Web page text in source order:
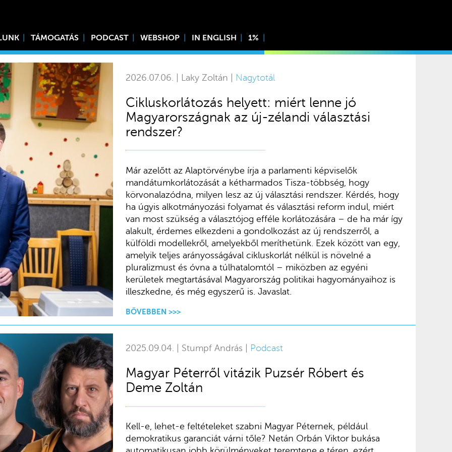
TÁMOGATÁS PODCAST WEBSHOP IN ENGLISH 1%
2026.07.06. | Laky Zoltán | Nagytotál
Cikluskorlátozás helyett: miért lenne jó
Magyarországnak az új-zélandi választási
rendszer?
Már azelőtt az Alaptörvénybe írja a parlamenti képviselők
mandátumkorlátozását a kétharmados Tisza-többség, hogy
körvonalazódna, milyen lesz az új választási rendszer. Kérdés, hogy
ha úgyis alkotmányozási folyamat és választási reform indul, miért
van most szükség a választójog efféle korlátozására – de ha már így
alakult, érdemes elkezdeni a gondolkozást az új rendszerről, a
külföldi modellekről, amelyekből meríthetünk. Ezek között van egy,
amelyik teljes arányosságával cikluskorlát nélkül is növelné a
pluralizmust és óvna a túlhatalomtól – miközben az egyéni
kerületek megtartásával Magyarország politikai hagyományaihoz is
illeszkedne, és még egyszerű is. Javaslat.
BŐVEBBEN >>>
2025.09.04. | Stumpf András | Podcast
Magyar Péterről vitázik Puzsér Róbert és
Deme Zoltán
Kell-e, lehet-e feltételeket szabni Magyar Péternek, például
demokratikus garanciát várni tőle? Netán Orbán Viktor bukása